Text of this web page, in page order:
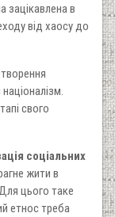
зацікавлена в
від хаосу до
свого
соціальних
жити в
цього таке
етнос треба